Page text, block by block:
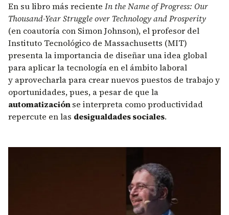
En su libro más reciente In the Name of Progress: Our
Thousand-Year Struggle over Technology and Prosperity
(en coautoría con Simon Johnson), el profesor del
Instituto Tecnológico de Massachusetts (MIT)
presenta la importancia de diseñar una idea global
para aplicar la tecnología en el ámbito laboral
y aprovecharla para crear nuevos puestos de trabajo y
oportunidades, pues, a pesar de que la
automatizaciónse interpreta como productividad
repercute en las desigualdades sociales.